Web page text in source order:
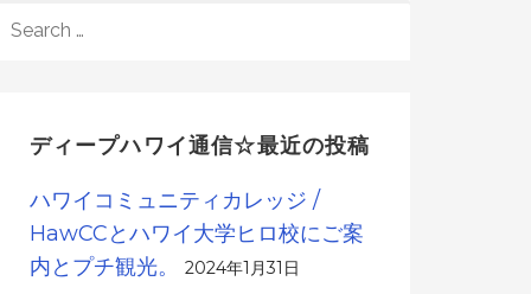
FOR:
ディープハワイ通信☆最近の投稿
ハワイコミュニティカレッジ /
HawCCとハワイ大学ヒロ校にご案
内とプチ観光。
2024年1月31日